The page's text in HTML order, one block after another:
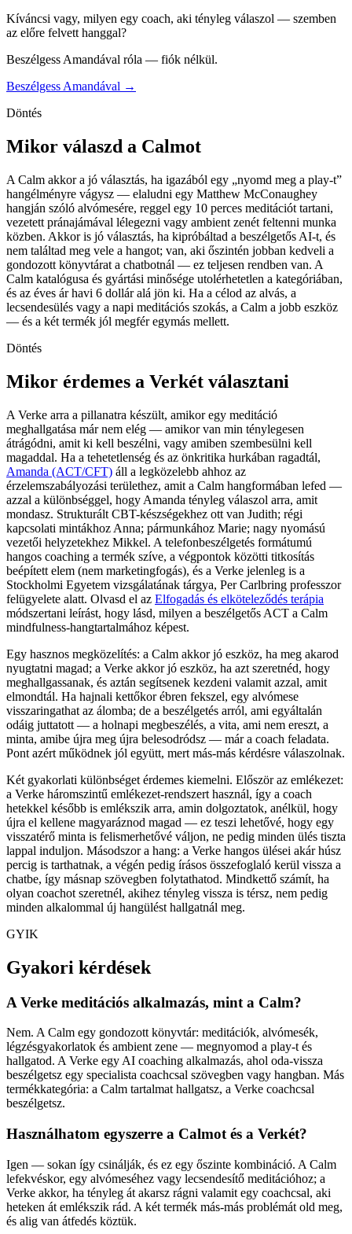
Kíváncsi vagy, milyen egy coach, aki tényleg válaszol — szemben
az előre felvett hanggal?
Beszélgess Amandával róla — fiók nélkül.
Beszélgess Amandával →
Döntés
Mikor válaszd a Calmot
A Calm akkor a jó választás, ha igazából egy „nyomd meg a play-t”
hangélményre vágysz — elaludni egy Matthew McConaughey
hangján szóló alvómesére, reggel egy 10 perces meditációt tartani,
vezetett pránajámával lélegezni vagy ambient zenét feltenni munka
közben. Akkor is jó választás, ha kipróbáltad a beszélgetős AI-t, és
nem találtad meg vele a hangot; van, aki őszintén jobban kedveli a
gondozott könyvtárat a chatbotnál — ez teljesen rendben van. A
Calm katalógusa és gyártási minősége utolérhetetlen a kategóriában,
és az éves ár havi 6 dollár alá jön ki. Ha a célod az alvás, a
lecsendesülés vagy a napi meditációs szokás, a Calm a jobb eszköz
— és a két termék jól megfér egymás mellett.
Döntés
Mikor érdemes a Verkét választani
A Verke arra a pillanatra készült, amikor egy meditáció
meghallgatása már nem elég — amikor van min ténylegesen
átrágódni, amit ki kell beszélni, vagy amiben szembesülni kell
magaddal. Ha a tehetetlenség és az önkritika hurkában ragadtál,
Amanda (ACT/CFT) áll a legközelebb ahhoz az
érzelemszabályozási területhez, amit a Calm hangformában lefed —
azzal a különbséggel, hogy Amanda tényleg válaszol arra, amit
mondasz. Strukturált CBT-készségekhez ott van Judith; régi
kapcsolati mintákhoz Anna; pármunkához Marie; nagy nyomású
vezetői helyzetekhez Mikkel. A telefonbeszélgetés formátumú
hangos coaching a termék szíve, a végpontok közötti titkosítás
beépített elem (nem marketingfogás), és a Verke jelenleg is a
Stockholmi Egyetem vizsgálatának tárgya, Per Carlbring professzor
felügyelete alatt. Olvasd el az Elfogadás és elköteleződés terápia
módszertani leírást, hogy lásd, milyen a beszélgetős ACT a Calm
mindfulness-hangtartalmához képest.
Egy hasznos megközelítés: a Calm akkor jó eszköz, ha meg akarod
nyugtatni magad; a Verke akkor jó eszköz, ha azt szeretnéd, hogy
meghallgassanak, és aztán segítsenek kezdeni valamit azzal, amit
elmondtál. Ha hajnali kettőkor ébren fekszel, egy alvómese
visszaringathat az álomba; de a beszélgetés arról, ami egyáltalán
odáig juttatott — a holnapi megbeszélés, a vita, ami nem ereszt, a
minta, amibe újra meg újra belesodródsz — már a coach feladata.
Pont azért működnek jól együtt, mert más-más kérdésre válaszolnak.
Két gyakorlati különbséget érdemes kiemelni. Először az emlékezet:
a Verke háromszintű emlékezet-rendszert használ, így a coach
hetekkel később is emlékszik arra, amin dolgoztatok, anélkül, hogy
újra el kellene magyaráznod magad — ez teszi lehetővé, hogy egy
visszatérő minta is felismerhetővé váljon, ne pedig minden ülés tiszta
lappal induljon. Másodszor a hang: a Verke hangos ülései akár húsz
percig is tarthatnak, a végén pedig írásos összefoglaló kerül vissza a
chatbe, így másnap szövegben folytathatod. Mindkettő számít, ha
olyan coachot szeretnél, akihez tényleg vissza is térsz, nem pedig
minden alkalommal új hangülést hallgatnál meg.
GYIK
Gyakori kérdések
A Verke meditációs alkalmazás, mint a Calm?
Nem. A Calm egy gondozott könyvtár: meditációk, alvómesék,
légzésgyakorlatok és ambient zene — megnyomod a play-t és
hallgatod. A Verke egy AI coaching alkalmazás, ahol oda-vissza
beszélgetsz egy specialista coachcsal szövegben vagy hangban. Más
termékkategória: a Calm tartalmat hallgatsz, a Verke coachcsal
beszélgetsz.
Használhatom egyszerre a Calmot és a Verkét?
Igen — sokan így csinálják, és ez egy őszinte kombináció. A Calm
lefekvéskor, egy alvómeséhez vagy lecsendesítő meditációhoz; a
Verke akkor, ha tényleg át akarsz rágni valamit egy coachcsal, aki
heteken át emlékszik rád. A két termék más-más problémát old meg,
és alig van átfedés köztük.